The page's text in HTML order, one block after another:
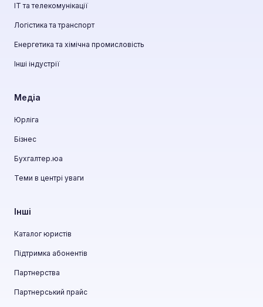
ІТ та телекомунікації
Логістика та транспорт
Енергетика та хімічна промисловість
Інші індустрії
Медіа
Юрліга
Бізнес
Бухгалтер.юа
Теми в центрі уваги
Інші
Каталог юристів
Підтримка абонентів
Партнерства
Партнерський прайс